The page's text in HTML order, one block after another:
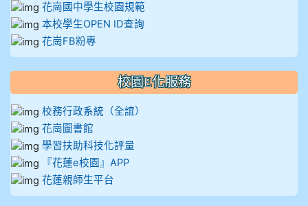
花崗國中學生校園規範
本校學生OPEN ID查詢
花崗FB粉專
校園E化服務
校務行政系統（全誼）
花崗圖書館
學習扶助科技化評量
『花蓮e校園』APP
花蓮親師生平台